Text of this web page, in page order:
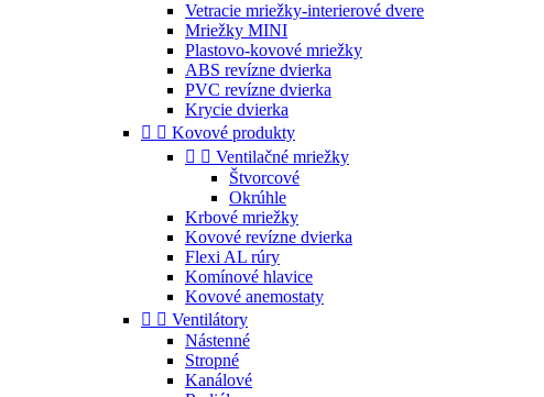
Vetracie mriežky-interierové dvere
Mriežky MINI
Plastovo-kovové mriežky
ABS revízne dvierka
PVC revízne dvierka
Krycie dvierka
  Kovové produkty
  Ventilačné mriežky
Štvorcové
Okrúhle
Krbové mriežky
Kovové revízne dvierka
Flexi AL rúry
Komínové hlavice
Kovové anemostaty
  Ventilátory
Nástenné
Stropné
Kanálové